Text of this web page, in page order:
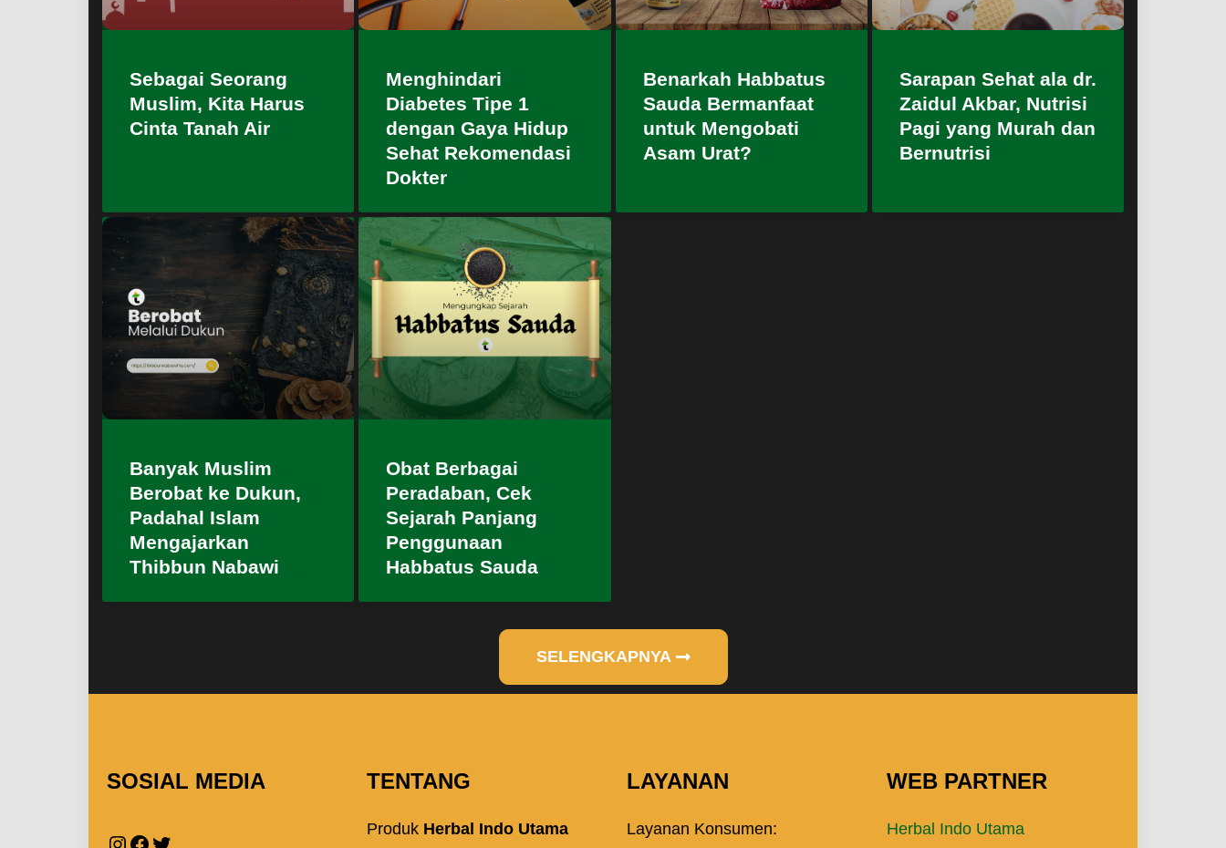
Sebagai Seorang
Muslim, Kita Harus
Cinta Tanah Air
Menghindari
Diabetes Tipe 1
dengan Gaya Hidup
Sehat Rekomendasi
Dokter
Benarkah Habbatus
Sauda Bermanfaat
untuk Mengobati
Asam Urat?
Sarapan Sehat ala dr.
Zaidul Akbar, Nutrisi
Pagi yang Murah dan
Bernutrisi
Banyak Muslim
Berobat ke Dukun,
Padahal Islam
Mengajarkan
Thibbun Nabawi
Obat Berbagai
Peradaban, Cek
Sejarah Panjang
Penggunaan
Habbatus Sauda
SELENGKAPNYA
SOSIAL MEDIA TENTANG
Produk Herbal Indo Utama
LAYANAN
Layanan Konsumen:
WEB PARTNER
Herbal Indo Utama